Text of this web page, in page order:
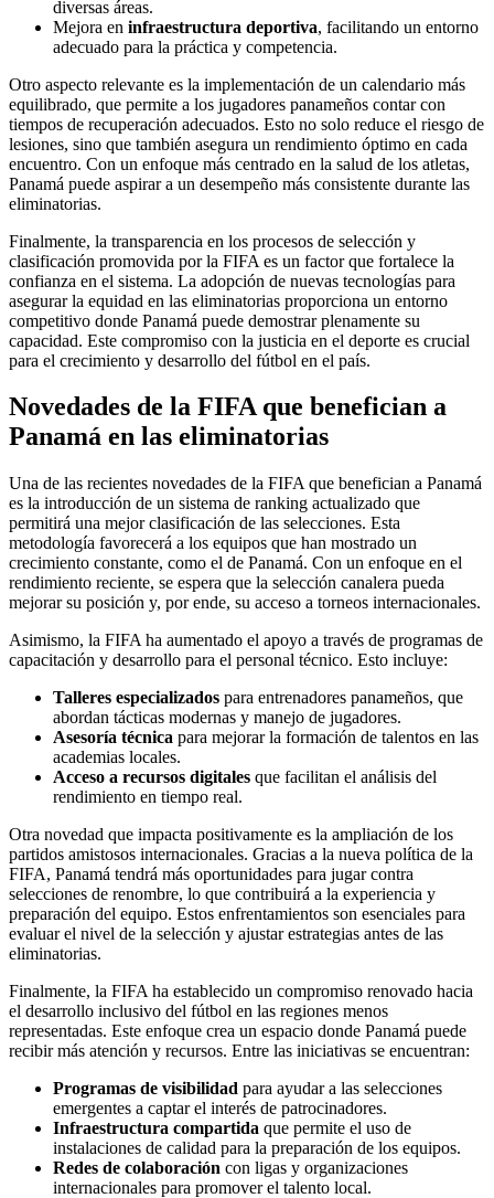
diversas áreas.
Mejora en infraestructura deportiva, facilitando un entorno
adecuado para la práctica y competencia.
Otro aspecto relevante es la implementación de un calendario más
equilibrado, que permite a los jugadores panameños contar con
tiempos de recuperación adecuados. Esto no solo reduce el riesgo de
lesiones, sino que también asegura un rendimiento óptimo en cada
encuentro. Con un enfoque más centrado en la salud de los atletas,
Panamá puede aspirar a un desempeño más consistente durante las
eliminatorias.
Finalmente, la transparencia en los procesos de selección y
clasificación promovida por la FIFA es un factor que fortalece la
confianza en el sistema. La adopción de nuevas tecnologías para
asegurar la equidad en las eliminatorias proporciona un entorno
competitivo donde Panamá puede demostrar plenamente su
capacidad. Este compromiso con la justicia en el deporte es crucial
para el crecimiento y desarrollo del fútbol en el país.
Novedades de la FIFA que benefician a
Panamá en las eliminatorias
Una de las recientes novedades de la FIFA que benefician a Panamá
es la introducción de un sistema de ranking actualizado que
permitirá una mejor clasificación de las selecciones. Esta
metodología favorecerá a los equipos que han mostrado un
crecimiento constante, como el de Panamá. Con un enfoque en el
rendimiento reciente, se espera que la selección canalera pueda
mejorar su posición y, por ende, su acceso a torneos internacionales.
Asimismo, la FIFA ha aumentado el apoyo a través de programas de
capacitación y desarrollo para el personal técnico. Esto incluye:
Talleres especializados para entrenadores panameños, que
abordan tácticas modernas y manejo de jugadores.
Asesoría técnica para mejorar la formación de talentos en las
academias locales.
Acceso a recursos digitales que facilitan el análisis del
rendimiento en tiempo real.
Otra novedad que impacta positivamente es la ampliación de los
partidos amistosos internacionales. Gracias a la nueva política de la
FIFA, Panamá tendrá más oportunidades para jugar contra
selecciones de renombre, lo que contribuirá a la experiencia y
preparación del equipo. Estos enfrentamientos son esenciales para
evaluar el nivel de la selección y ajustar estrategias antes de las
eliminatorias.
Finalmente, la FIFA ha establecido un compromiso renovado hacia
el desarrollo inclusivo del fútbol en las regiones menos
representadas. Este enfoque crea un espacio donde Panamá puede
recibir más atención y recursos. Entre las iniciativas se encuentran:
Programas de visibilidad para ayudar a las selecciones
emergentes a captar el interés de patrocinadores.
Infraestructura compartida que permite el uso de
instalaciones de calidad para la preparación de los equipos.
Redes de colaboración con ligas y organizaciones
internacionales para promover el talento local.